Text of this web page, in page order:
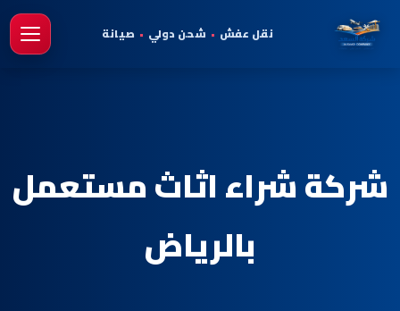
نقل عفش • شحن دولي • صيانة
شركة شراء اثاث مستعمل
بالرياض